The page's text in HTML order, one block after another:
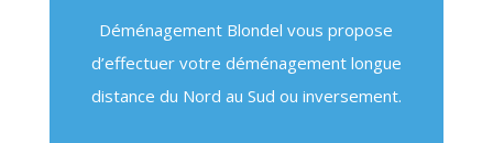
Déménagement Blondel vous propose
d’effectuer votre déménagement longue
distance du Nord au Sud ou inversement.